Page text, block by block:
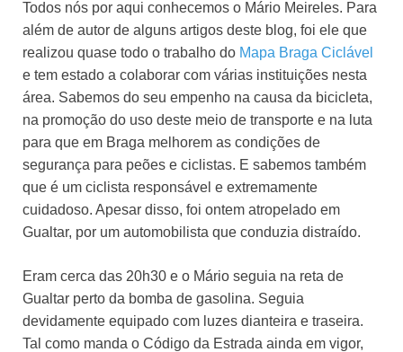
Todos nós por aqui conhecemos o Mário Meireles. Para
além de autor de alguns artigos deste blog, foi ele que
realizou quase todo o trabalho do Mapa Braga Ciclável
e tem estado a colaborar com várias instituições nesta
área. Sabemos do seu empenho na causa da bicicleta,
na promoção do uso deste meio de transporte e na luta
para que em Braga melhorem as condições de
segurança para peões e ciclistas. E sabemos também
que é um ciclista responsável e extremamente
cuidadoso. Apesar disso, foi ontem atropelado em
Gualtar, por um automobilista que conduzia distraído.
Eram cerca das 20h30 e o Mário seguia na reta de
Gualtar perto da bomba de gasolina. Seguia
devidamente equipado com luzes dianteira e traseira.
Tal como manda o Código da Estrada ainda em vigor,